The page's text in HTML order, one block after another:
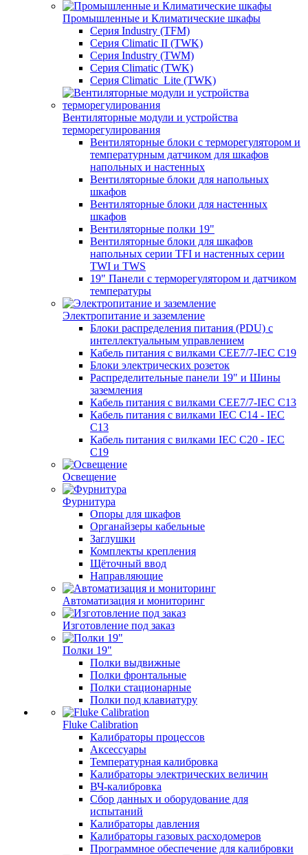
Промышленные и Климатические шкафы
Серия Industry (TFM)
Серия Climatic II (TWK)
Серия Industry (TWM)
Серия Climatic (TWK)
Серия Climatic_Lite (TWK)
Вентиляторные модули и устройства
терморегулирования
Вентиляторные блоки с терморегулятором и
температурным датчиком для шкафов
напольных и настенных
Вентиляторные блоки для напольных
шкафов
Вентиляторные блоки для настенных
шкафов
Вентиляторные полки 19"
Вентиляторные блоки для шкафов
напольных серии TFI и настенных серии
TWI и TWS
19" Панели с терморегулятором и датчиком
температуры
Электропитание и заземление
Блоки распределения питания (PDU) с
интеллектуальным управлением
Кабель питания с вилками CEE7/7-IEC C19
Блоки электрических розеток
Распределительные панели 19" и Шины
заземления
Кабель питания с вилками CEE7/7-IEC C13
Кабель питания с вилками IEC C14 - IEC
C13
Кабель питания с вилками IEC C20 - IEC
C19
Освещение
Фурнитура
Опоры для шкафов
Органайзеры кабельные
Заглушки
Комплекты крепления
Щёточный ввод
Направляющие
Автоматизация и мониторинг
Изготовление под заказ
Полки 19"
Полки выдвижные
Полки фронтальные
Полки стационарные
Полки под клавиатуру
Fluke Calibration
Калибраторы процессов
Аксессуары
Температурная калибровка
Калибраторы электрических величин
ВЧ-калибровка
Сбор данных и оборудование для
испытаний
Калибраторы давления
Калибраторы газовых расходомеров
Программное обеспечение для калибровки